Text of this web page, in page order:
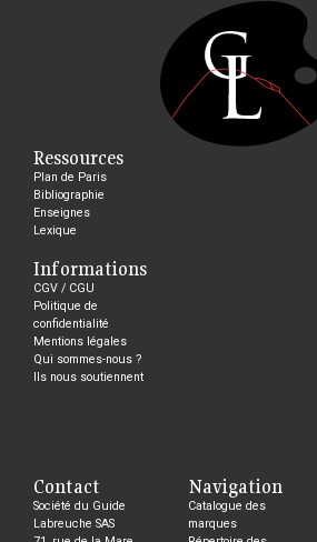
Ressources
Plan de Paris
Bibliographie
Enseignes
Lexique
Informations
CGV / CGU
Politique de
confidentialité
Mentions légales
Qui sommes-nous ?
Ils nous soutiennent
Contact
Société du Guide
Labreuche SAS
Navigation
Catalogue des
marques